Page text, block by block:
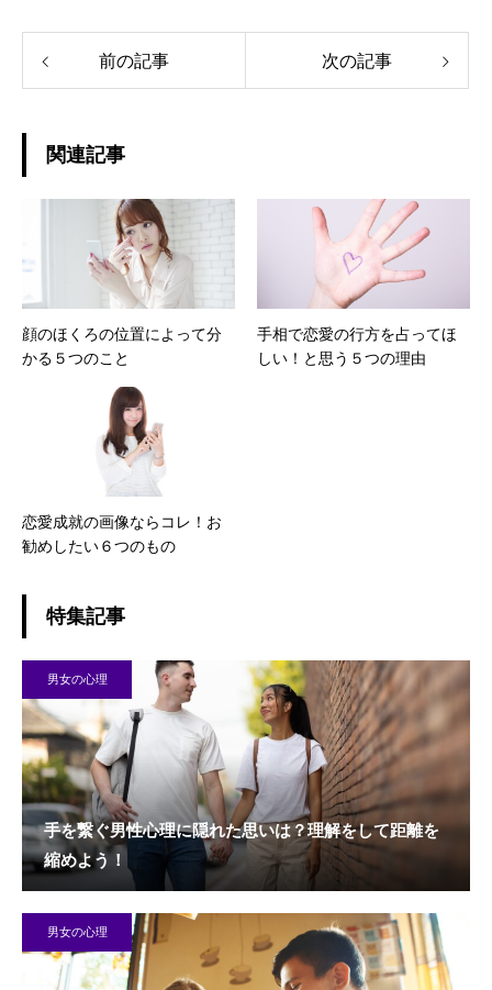
前の記事 次の記事
関連記事
顔のほくろの位置によって分
かる５つのこと
手相で恋愛の行方を占ってほ
しい！と思う５つの理由
恋愛成就の画像ならコレ！お
勧めしたい６つのもの
特集記事
男女の心理
手を繋ぐ男性心理に隠れた思いは？理解をして距離を
縮めよう！
男女の心理